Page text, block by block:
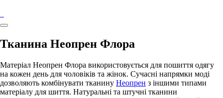
Тканина Неопрен Флора
Матеріал Неопрен Флора використовується для пошиття одягу
на кожен день для чоловіків та жінок. Сучасні напрямки моді
дозволяють комбінувати тканину Неопрен з іншими типами
матеріалу для шиття. Натуральні та штучні тканини